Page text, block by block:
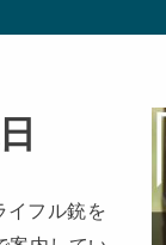
イフル銃を